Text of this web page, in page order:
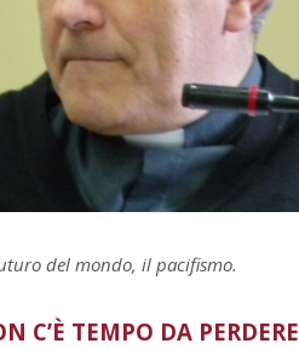
del mondo, il pacifismo.
C’È TEMPO DA PERDERE